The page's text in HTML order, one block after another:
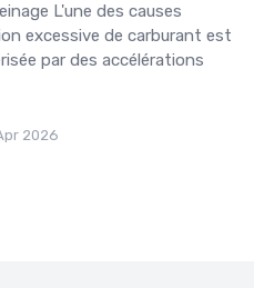
L'une des causes
excessive de carburant est
par des accélérations
2026